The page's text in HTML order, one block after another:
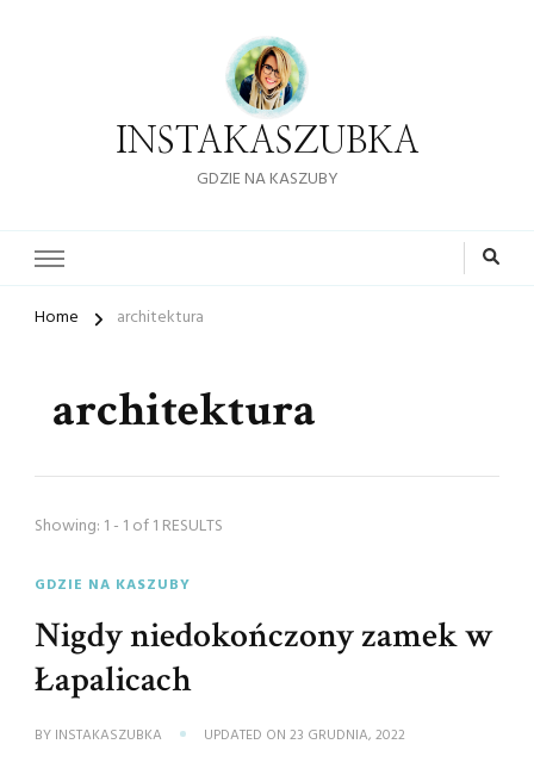
INSTAKASZUBKA
GDZIE NA KASZUBY
Home architektura
architektura
Showing: 1 - 1 of 1 RESULTS
GDZIE NA KASZUBY
Nigdy niedokończony zamek w
Łapalicach
BY INSTAKASZUBKA UPDATED ON 23 GRUDNIA, 2022